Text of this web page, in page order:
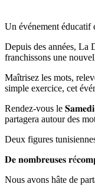
Un événement éducatif
Depuis des années, La
franchissons une
Maîtrisez les mots,
simple exercice, cet
Rendez-vous le
partagera autour des
Deux figures
𝐃𝐞 𝐧𝐨𝐦𝐛𝐫𝐞𝐮𝐬𝐞𝐬
Nous avons hâte de